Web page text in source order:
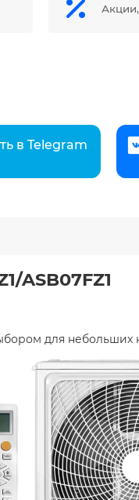
в Telegram
ASB07FZ1
для небольших